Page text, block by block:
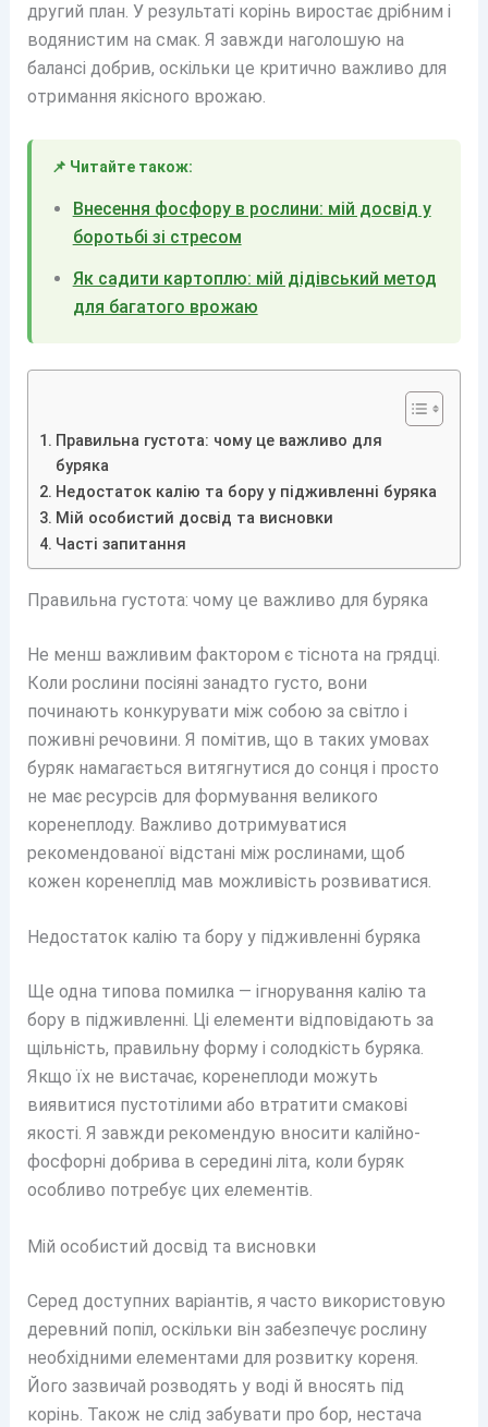
другий план. У результаті корінь виростає дрібним і
водянистим на смак. Я завжди наголошую на
балансі добрив, оскільки це критично важливо для
отримання якісного врожаю.
📌 Читайте також:
Внесення фосфору в рослини: мій досвід у
боротьбі зі стресом
Як садити картоплю: мій дідівський метод
для багатого врожаю
Правильна густота: чому це важливо для
буряка
Недостаток калію та бору у підживленні буряка
Мій особистий досвід та висновки
Часті запитання
Правильна густота: чому це важливо для буряка
Не менш важливим фактором є тіснота на грядці.
Коли рослини посіяні занадто густо, вони
починають конкурувати між собою за світло і
поживні речовини. Я помітив, що в таких умовах
буряк намагається витягнутися до сонця і просто
не має ресурсів для формування великого
коренеплоду. Важливо дотримуватися
рекомендованої відстані між рослинами, щоб
кожен коренеплід мав можливість розвиватися.
Недостаток калію та бору у підживленні буряка
Ще одна типова помилка — ігнорування калію та
бору в підживленні. Ці елементи відповідають за
щільність, правильну форму і солодкість буряка.
Якщо їх не вистачає, коренеплоди можуть
виявитися пустотілими або втратити смакові
якості. Я завжди рекомендую вносити калійно-
фосфорні добрива в середині літа, коли буряк
особливо потребує цих елементів.
Мій особистий досвід та висновки
Серед доступних варіантів, я часто використовую
деревний попіл, оскільки він забезпечує рослину
необхідними елементами для розвитку кореня.
Його зазвичай розводять у воді й вносять під
корінь. Також не слід забувати про бор, нестача